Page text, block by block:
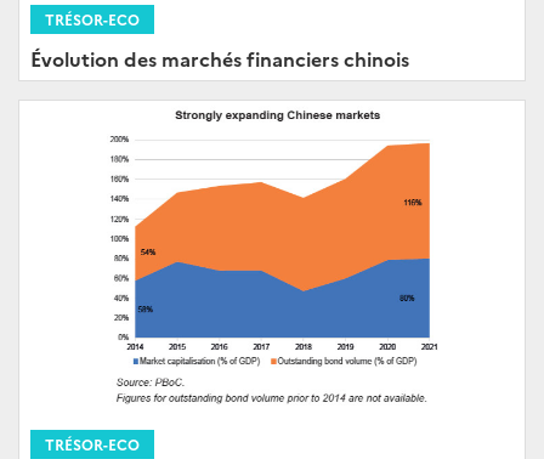
TRÉSOR-ECO
Évolution des marchés financiers chinois
TRÉSOR-ECO